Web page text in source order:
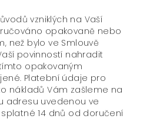
vzniklých na Vaší
opakovaně nebo
než bylo ve Smlouvě
povinností nahradit
opakovaným
Platební údaje pro
nákladů Vám zašleme na
adresu uvedenou ve
14 dnů od doručení